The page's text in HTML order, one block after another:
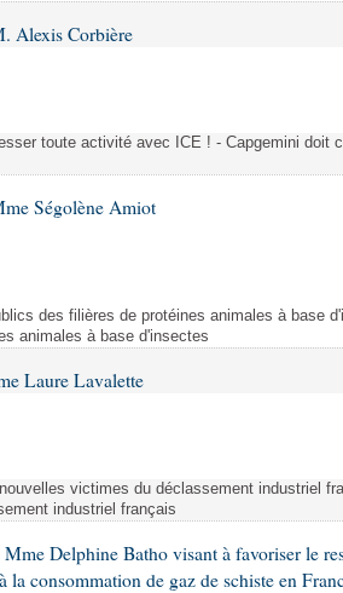
Alexis Corbière
toute activité avec ICE ! - Capgemini doit
Ségolène Amiot
des filières de protéines animales à base
animales à base d'insectes
Laure Lavalette
victimes du déclassement industriel
industriel français
Delphine Batho visant à favoriser le
consommation de gaz de schiste en